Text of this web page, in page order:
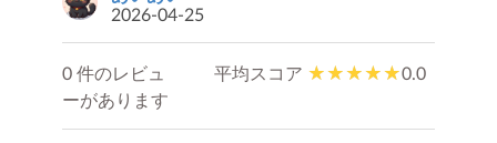
2026-04-25
0 件のレビュ
ーがあります
平均スコア 0.0